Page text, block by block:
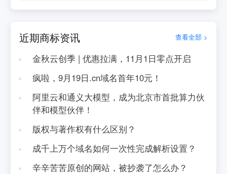
近期商标资讯 查看全部 >
金秋云创季 | 优惠拉满，11月1日零点开启
疯啦，9月19日.cn域名首年10元！
阿里云和通义大模型，成为北京市首批算力伙
伴和模型伙伴！
版权与著作权有什么区别？
成千上万个域名如何一次性完成解析设置？
辛辛苦苦原创的网站，被抄袭了怎么办？